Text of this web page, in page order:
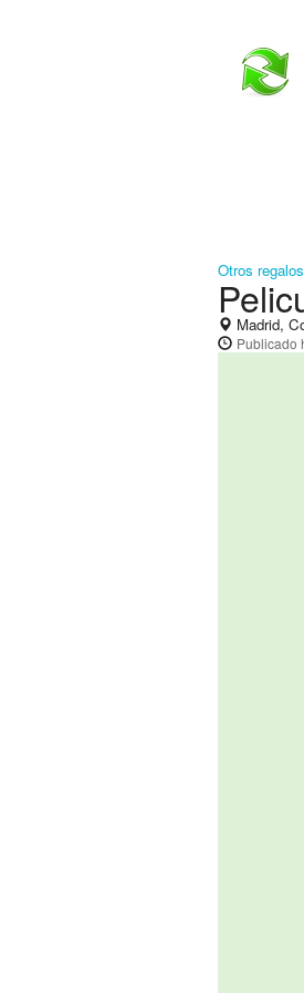
Otros regalos
Madrid,
Publicado